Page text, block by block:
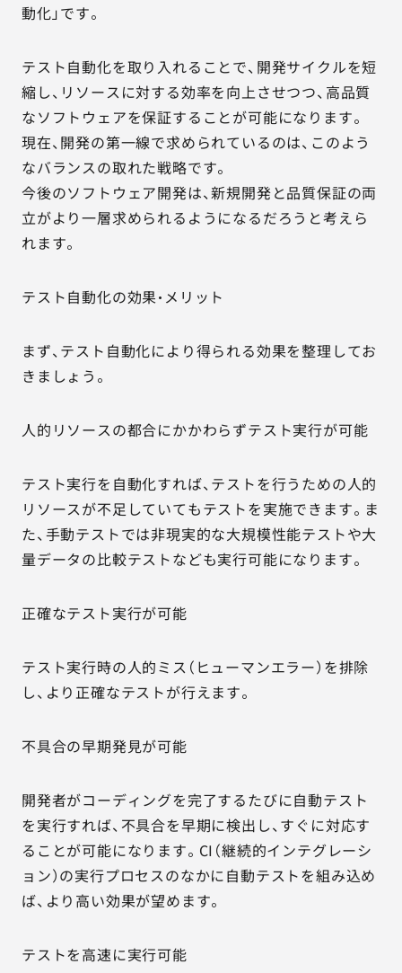
動化」です。
テスト自動化を取り入れることで、開発サイクルを短
縮し、リソースに対する効率を向上させつつ、高品質
なソフトウェアを保証することが可能になります。
現在、開発の第一線で求められているのは、このよう
なバランスの取れた戦略です。
今後のソフトウェア開発は、新規開発と品質保証の両
立がより一層求められるようになるだろうと考えら
れます。
テスト自動化の効果・メリット
まず、テスト自動化により得られる効果を整理してお
きましょう。
人的リソースの都合にかかわらずテスト実行が可能
テスト実行を自動化すれば、テストを行うための人的
リソースが不足していてもテストを実施できます。ま
た、手動テストでは非現実的な大規模性能テストや大
量データの比較テストなども実行可能になります。
正確なテスト実行が可能
テスト実行時の人的ミス（ヒューマンエラー）を排除
し、より正確なテストが行えます。
不具合の早期発見が可能
開発者がコーディングを完了するたびに自動テスト
を実行すれば、不具合を早期に検出し、すぐに対応す
ることが可能になります。CI（継続的インテグレーシ
ョン）の実行プロセスのなかに自動テストを組み込め
ば、より高い効果が望めます。
テストを高速に実行可能